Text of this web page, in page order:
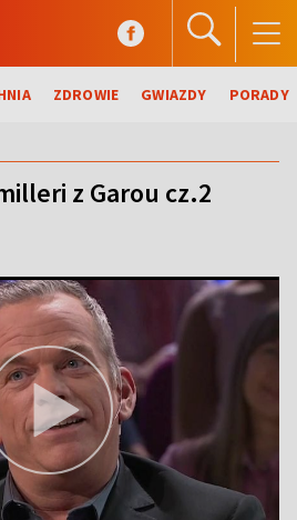
ZDROWIE GWIAZDY PORADY
z Garou cz.2